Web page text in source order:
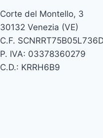
Corte del Montello, 3
30132 Venezia (VE)
C.F.
P. IVA: 03378360279
C.D.: KRRH6B9